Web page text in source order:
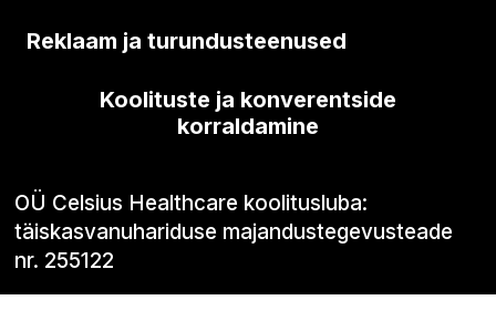
Reklaam ja turundusteenused
Koolituste ja konverentside
korraldamine
OÜ Celsius Healthcare koolitusluba:
täiskasvanuhariduse majandustegevusteade
nr. 255122